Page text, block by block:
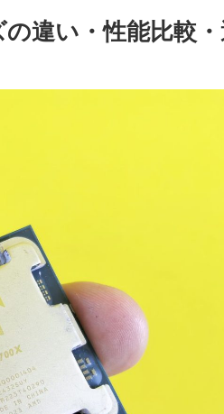
違い・性能比較